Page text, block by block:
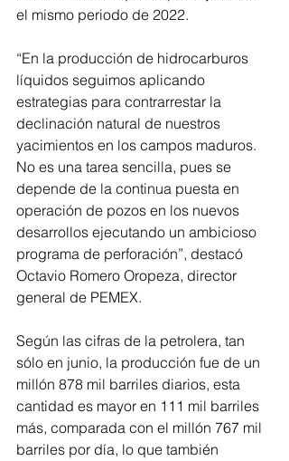
el mismo periodo de 2022.
“En la producción de hidrocarburos
líquidos seguimos aplicando
estrategias para contrarrestar la
declinación natural de nuestros
yacimientos en los campos maduros.
No es una tarea sencilla, pues se
depende de la continua puesta en
operación de pozos en los nuevos
desarrollos ejecutando un ambicioso
programa de perforación”, destacó
Octavio Romero Oropeza, director
general de PEMEX.
Según las cifras de la petrolera, tan
sólo en junio, la producción fue de un
millón 878 mil barriles diarios, esta
cantidad es mayor en 111 mil barriles
más, comparada con el millón 767 mil
barriles por día, lo que también